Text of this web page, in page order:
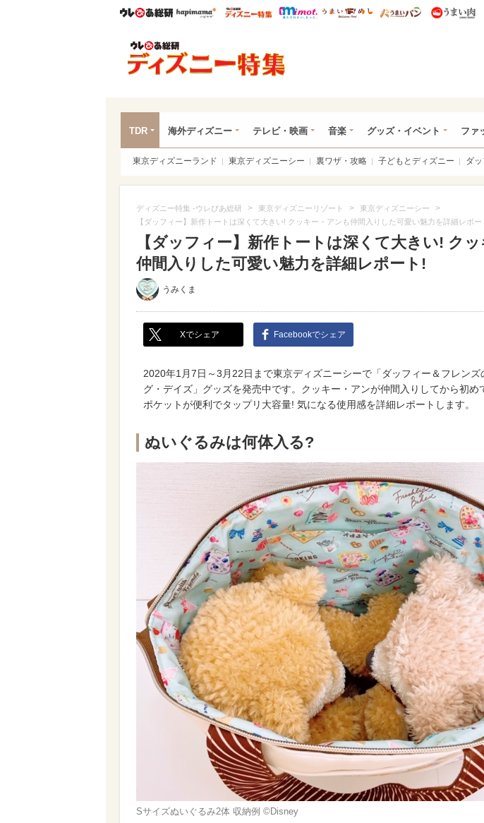
ウレぴあ総研ハピママ* ウレぴあ総研 ディズニー特集
mimot. うまいめし うまいパン
TDR 海外ディズニー テレビ・映画 音楽 グッズ・イベント ファ
東京ディズニーランド 東京ディズニーシー 裏ワザ・攻略 子どもとディズニー ダ
ディズニー特集 -ウレぴあ総研 > 東京ディズニーリゾート > 東京ディズニーシー >
【ダッフィー】新作トートは深くて大きい! クッキー・アンも仲間入りした可愛い魅力を詳細レポー
【ダッフィー】新作トートは深くて大きい! ク
仲間入りした可愛い魅力を詳細レポート!
うみくま
Xでシェア Facebookでシェア
2020年1月7日～3月22日まで東京ディズニーシーで「ダッフィー＆フレンズ
グ・デイズ」グッズを発売中です。クッキー・アンが仲間入りしてから初め
ポケットが便利でタップリ大容量! 気になる使用感を詳細レポートします。
ぬいぐるみは何体入る?
Sサイズぬいぐるみ2体 収納例 ©Disney